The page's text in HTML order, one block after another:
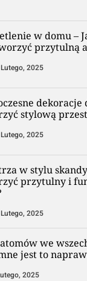
w domu –
przytulną
2025
dekoracje
stylową
2025
w stylu
przytulny i
2025
we
jest to
2025